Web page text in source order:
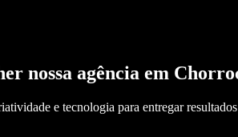
nossa agência em
e tecnologia para entregar